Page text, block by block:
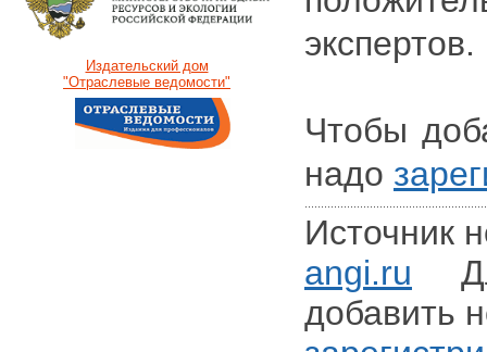
Издательский дом
"Отраслевые ведомости"
экспертов.
Чтобы
надо
Источник
angi.ru
добавить